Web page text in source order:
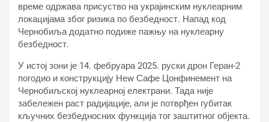
време одржава присуство на украјинским нуклеарним
локацијама због ризика по безбедност. Напад код
Чернобиља додатно подиже пажњу на нуклеарну
безбедност.
У истој зони је 14. фебруара 2025. руски дрон Геран-2
погодио и конструкцију Неw Сафе Цонфинемент на
Чернобиљској нуклеарној електрани. Тада није
забележен раст радијације, али је потврђен губитак
кључних безбедносних функција тог заштитног објекта.